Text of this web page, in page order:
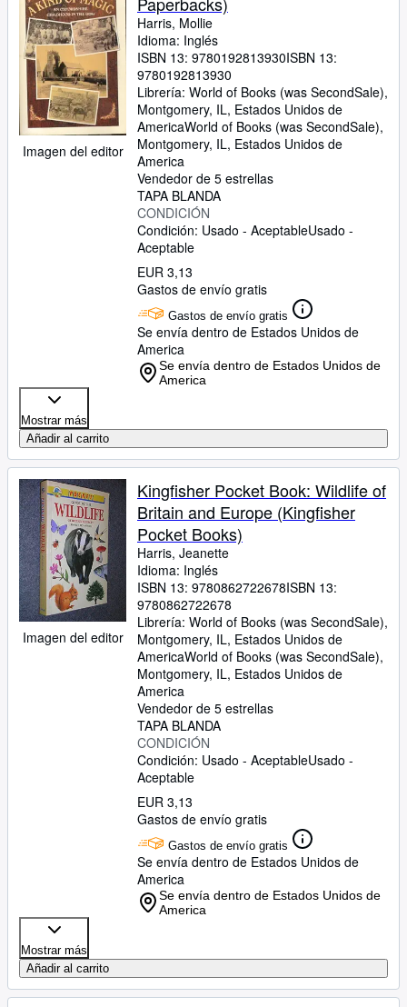
Imagen del editor
Harris, Mollie
Idioma: Inglés
ISBN 13: 9780192813930ISBN 13:
9780192813930
Librería: World of Books (was SecondSale),
Montgomery, IL, Estados Unidos de
AmericaWorld of Books (was SecondSale),
Montgomery, IL, Estados Unidos de
America
Vendedor de 5 estrellas
TAPA BLANDA
CONDICIÓN
Condición: Usado - AceptableUsado -
Aceptable
EUR 3,13
Gastos de envío gratis
Gastos de envío gratis
Se envía dentro de Estados Unidos de
America
Se envía dentro de Estados Unidos de
America
Mostrar más
Añadir al carrito
Imagen del editor
Kingfisher Pocket Book: Wildlife of
Britain and Europe (Kingfisher
Pocket Books)
Harris, Jeanette
Idioma: Inglés
ISBN 13: 9780862722678ISBN 13:
9780862722678
Librería: World of Books (was SecondSale),
Montgomery, IL, Estados Unidos de
AmericaWorld of Books (was SecondSale),
Montgomery, IL, Estados Unidos de
America
Vendedor de 5 estrellas
TAPA BLANDA
CONDICIÓN
Condición: Usado - AceptableUsado -
Aceptable
EUR 3,13
Gastos de envío gratis
Gastos de envío gratis
Se envía dentro de Estados Unidos de
America
Se envía dentro de Estados Unidos de
America
Mostrar más
Añadir al carrito